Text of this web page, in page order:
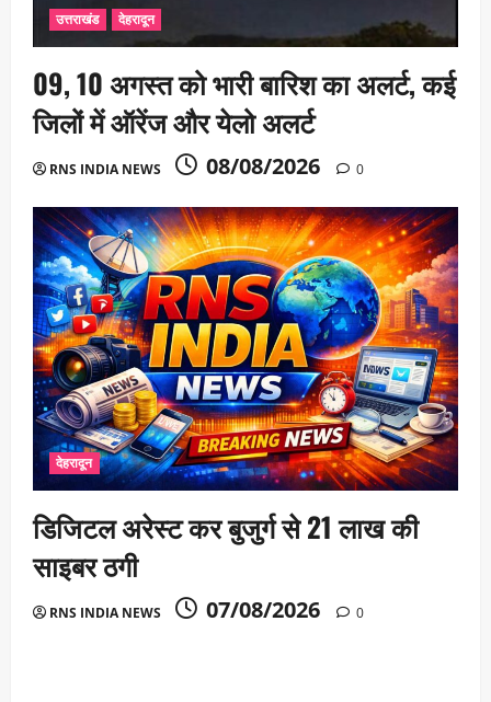
उत्तराखंड देहरादून
09, 10 अगस्त को भारी बारिश का अलर्ट, कई
जिलों में ऑरेंज और येलो अलर्ट
RNS INDIA NEWS 08/08/2026 0
देहरादून
डिजिटल अरेस्ट कर बुजुर्ग से 21 लाख की
साइबर ठगी
RNS INDIA NEWS 07/08/2026 0